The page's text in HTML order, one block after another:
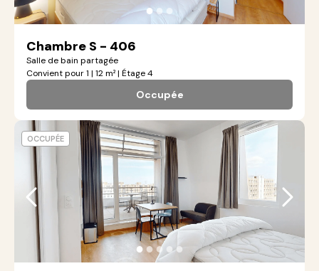
●● ●
Chambre S - 406
Salle de bain partagée
Convient pour 1 | 12 m² | Étage 4
Occupée
●●●●●
OCCUPÉE